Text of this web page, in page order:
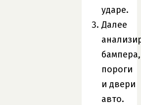
ударе.
Далее
бампера,
пороги
и двери
авто.